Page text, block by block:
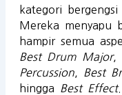
kategori bergengsi
Mereka menyapu
hampir semua
Best Drum Major,
Percussion, Best
hingga Best Effect.